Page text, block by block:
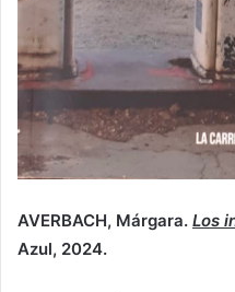
AVERBACH, Márgara. Los
Azul, 2024.